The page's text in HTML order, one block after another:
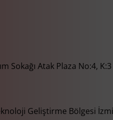
Sokağı Atak Plaza No:4,
Geliştirme Bölgesi